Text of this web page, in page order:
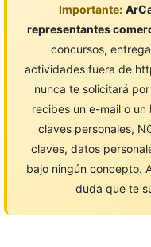
Importante:
representantes
concursos,
actividades fuera de
nunca te solicitará
recibes un e-mail o
claves personales,
claves, datos
bajo ningún concepto.
duda que te